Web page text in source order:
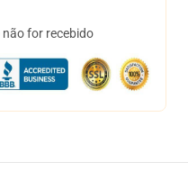
for recebido